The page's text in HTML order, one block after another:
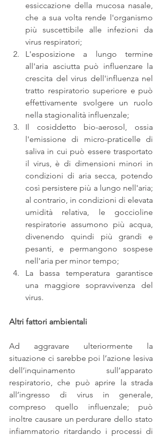
essiccazione della mucosa nasale,
che a sua volta rende l'organismo
più suscettibile alle infezioni da
virus respiratori;
L'esposizione a lungo termine
all'aria asciutta può influenzare la
crescita del virus dell'influenza nel
tratto respiratorio superiore e può
effettivamente svolgere un ruolo
nella stagionalità influenzale;
Il cosiddetto bio-aerosol, ossia
l'emissione di micro-praticelle di
saliva in cui può essere trasportato
il virus, è di dimensioni minori in
condizioni di aria secca, potendo
così persistere più a lungo nell'aria;
al contrario, in condizioni di elevata
umidità relativa, le goccioline
respiratorie assumono più acqua,
divenendo quindi più grandi e
pesanti, e permangono sospese
nell'aria per minor tempo;
La bassa temperatura garantisce
una maggiore sopravvivenza del
virus.
Altri fattori ambientali
Ad aggravare ulteriormente la
situazione ci sarebbe poi l’azione lesiva
dell’inquinamento sull’apparato
respiratorio, che può aprire la strada
all’ingresso di virus in generale,
compreso quello influenzale; può
inoltre causare un perdurare dello stato
infiammatorio ritardando i processi di